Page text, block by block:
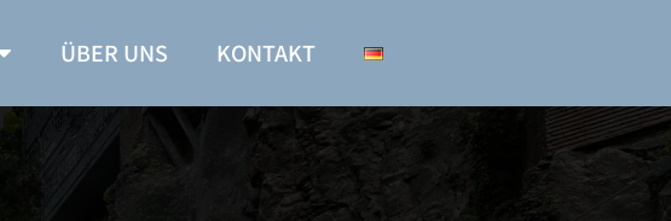
ÜBER UNS KONTAKT